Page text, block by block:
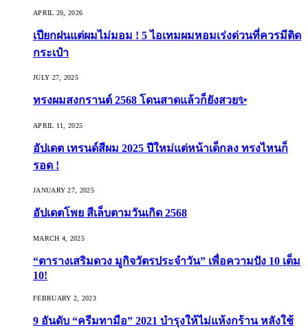
APRIL 20, 2026
เปียกฝนแต่ผมไม่มอม ! 5 ไอเทมผมหอมเร่งด่วนที่ควรมีติด
กระเป๋า
JULY 27, 2025
ทรงผมสงกรานต์ 2568 โดนสาดแล้วก็ยังสวย✨
APRIL 11, 2025
อัปเดต เทรนด์สีผม 2025 ปีใหม่แต่หน้าเด็กลง ทรงไหนก็
รอด !
JANUARY 27, 2025
อัปเดตโพย สีเล็บตามวันเกิด 2568
MARCH 4, 2025
“ตารางเสริมดวง มูกิจวัตรประจำวัน” เพื่อความปัง 10 เต็ม
10!
FEBRUARY 2, 2023
9 อันดับ “ครีมทามือ” 2021 บำรุงให้ไม่แห้งกร้าน หลังใช้